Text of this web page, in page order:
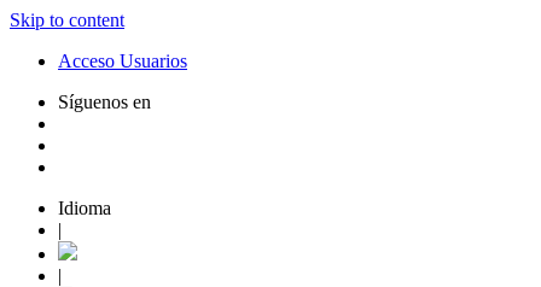
Skip to content
Acceso Usuarios
Síguenos en
Idioma
|
|